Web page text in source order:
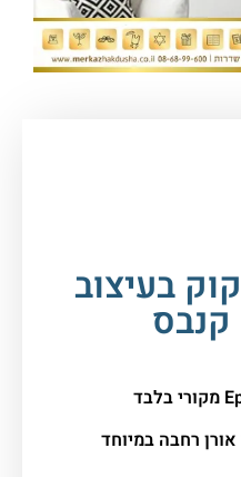
בעיצוב
רחבה במיוחד